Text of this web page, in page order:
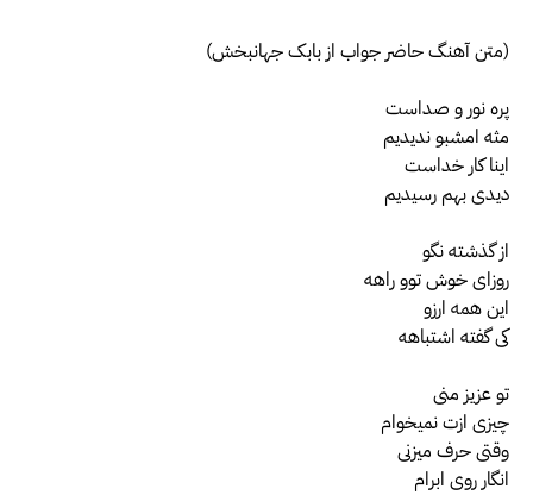
(متن آهنگ حاضر جواب از بابک جهانبخش)
پره نور و صداست
مثه امشبو ندیدیم
اینا کار خداست
دیدی بهم رسیدیم
از گذشته نگو
روزای خوش توو راهه
این همه ارزو
کی گفته اشتباهه
تو عزیز منی
چیزی ازت نمیخوام
وقتی حرف میزنی
انگار روی ابرام